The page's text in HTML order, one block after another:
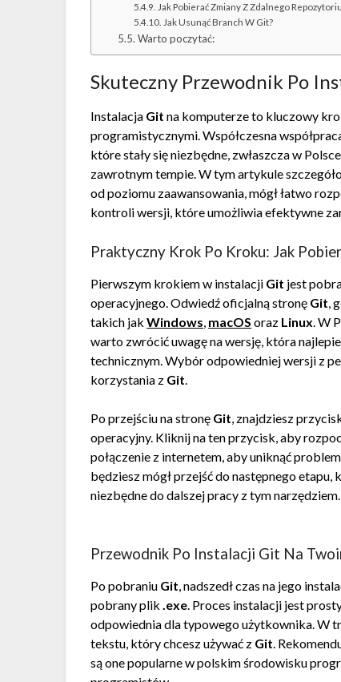
Jak Pobierać Zmiany Z Zdalnego
Jak Usunąć Branch W Git?
Warto poczytać:
Skuteczny Przewodnik Po
Instalacja Git na komputerze to kluczowy
programistycznymi. Współczesna
które stały się niezbędne, zwłaszcza w
zawrotnym tempie. W tym artykule
od poziomu zaawansowania, mógł łatwo
kontroli wersji, które umożliwia efektywne
Praktyczny Krok Po Kroku: Jak
Pierwszym krokiem w instalacji Git jest
operacyjnego. Odwiedź oficjalną stronę Git,
takich jakWindows, macOS oraz Linux. W
warto zwrócić uwagę na wersję, która
technicznym. Wybór odpowiedniej wersji z
korzystania z Git.
Po przejściu na stronę Git, znajdziesz
operacyjny. Kliknij na ten przycisk, aby
połączenie z internetem, aby uniknąć
będziesz mógł przejść do następnego
niezbędne do dalszej pracy z tym narzędziem.
Przewodnik Po Instalacji Git Na
Po pobraniu Git, nadszedł czas na jego
pobrany plik.exe. Proces instalacji jest
odpowiednia dla typowego użytkownika. W
tekstu, który chcesz używać z Git.
są one popularne w polskim środowisku